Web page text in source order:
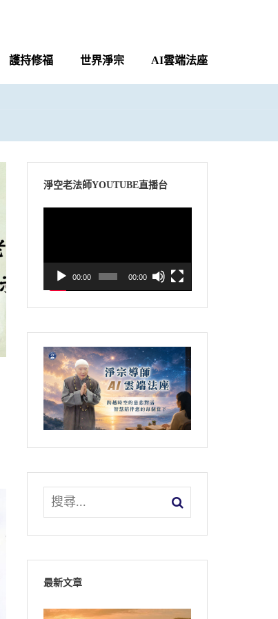
護持修福 世界淨宗 AI雲端法座
淨空老法師YOUTUBE直播台
器
00:00 00:00
最新文章